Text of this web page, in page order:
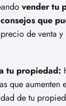
vender tu
que
de venta
tu propiedad:
que aumenten
de tu